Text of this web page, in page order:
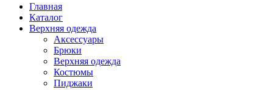
Главная
Каталог
Верхняя одежда
Аксессуары
Брюки
Верхняя одежда
Костюмы
Пиджаки